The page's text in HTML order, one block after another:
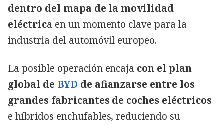
dentro del mapa de la movilidad
eléctrica en un momento clave para la
industria del automóvil europeo.
La posible operación encaja con el plan
global de BYD de afianzarse entre los
grandes fabricantes de coches eléctricos
e híbridos enchufables, reduciendo su